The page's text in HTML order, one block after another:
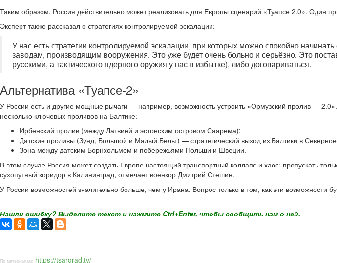
Таким образом, Россия действительно может реализовать для Европы сценарий «Туапсе 2.0». Один
Эксперт также рассказал о стратегиях контролируемой эскалации:
У нас есть стратегии контролируемой эскалации, при которых можно спокойно
заводам, производящим вооружения. Это уже будет очень больно и серьёзно. Это
русскими, а тактического ядерного оружия у нас в избытке), либо договариваться.
Альтернатива «Туапсе-2»
У России есть и другие мощные рычаги — например, возможность устроить «Ормузский пролив —
несколько ключевых проливов на Балтике:
Ирбенский пролив (между Латвией и эстонским островом Саарема);
Датские проливы (Зунд, Большой и Малый Бельт) — стратегический выход из Балтики в
Зона между датским Борнхольмом и побережьями Польши и Швеции.
В этом случае Россия может создать Европе настоящий транспортный коллапс и хаос: пропускать
сухопутный коридор в Калининград, отмечает военкор Дмитрий Стешин.
У России возможностей значительно больше, чем у Ирана. Вопрос только в том, как эти возможности
Нашли ошибку? Выделите текст и нажмите Ctrl+Enter, чтобы сообщить нам о ней.
По материалам: https://tsargrad.tv/